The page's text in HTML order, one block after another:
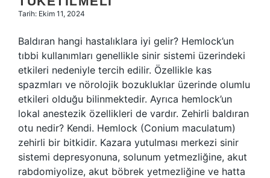
Tarih: Ekim 11, 2024
Baldıran hangi hastalıklara iyi gelir? Hemlock’un
tıbbi kullanımları genellikle sinir sistemi üzerindeki
etkileri nedeniyle tercih edilir. Özellikle kas
spazmları ve nörolojik bozukluklar üzerinde olumlu
etkileri olduğu bilinmektedir. Ayrıca hemlock’un
lokal anestezik özellikleri de vardır. Zehirli baldıran
otu nedir? Kendi. Hemlock (Conium maculatum)
zehirli bir bitkidir. Kazara yutulması merkezi sinir
sistemi depresyonuna, solunum yetmezliğine, akut
rabdomiyolize, akut böbrek yetmezliğine ve hatta